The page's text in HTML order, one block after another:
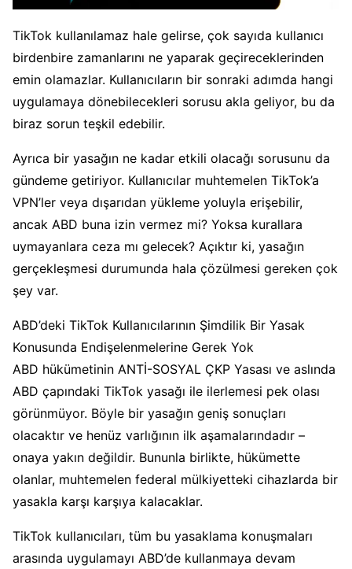
TikTok kullanılamaz hale gelirse, çok sayıda kullanıcı
birdenbire zamanlarını ne yaparak geçireceklerinden
emin olamazlar. Kullanıcıların bir sonraki adımda hangi
uygulamaya dönebilecekleri sorusu akla geliyor, bu da
biraz sorun teşkil edebilir.
Ayrıca bir yasağın ne kadar etkili olacağı sorusunu da
gündeme getiriyor. Kullanıcılar muhtemelen TikTok’a
VPN’ler veya dışarıdan yükleme yoluyla erişebilir,
ancak ABD buna izin vermez mi? Yoksa kurallara
uymayanlara ceza mı gelecek? Açıktır ki, yasağın
gerçekleşmesi durumunda hala çözülmesi gereken çok
şey var.
ABD’deki TikTok Kullanıcılarının Şimdilik Bir Yasak
Konusunda Endişelenmelerine Gerek Yok
ABD hükümetinin ANTİ-SOSYAL ÇKP Yasası ve aslında
ABD çapındaki TikTok yasağı ile ilerlemesi pek olası
görünmüyor. Böyle bir yasağın geniş sonuçları
olacaktır ve henüz varlığının ilk aşamalarındadır –
onaya yakın değildir. Bununla birlikte, hükümette
olanlar, muhtemelen federal mülkiyetteki cihazlarda bir
yasakla karşı karşıya kalacaklar.
TikTok kullanıcıları, tüm bu yasaklama konuşmaları
arasında uygulamayı ABD’de kullanmaya devam